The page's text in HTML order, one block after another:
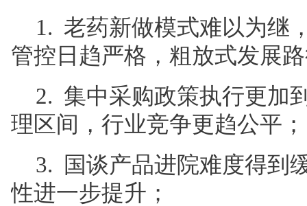
1. 老药新做模式难以为继
管控日趋严格，粗放式发展
2. 集中采购政策执行更加
理区间，行业竞争更趋公平；
3. 国谈产品进院难度得到
性进一步提升；